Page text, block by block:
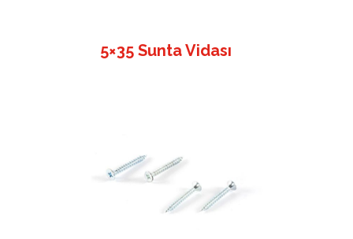
5×35 Sunta Vidası